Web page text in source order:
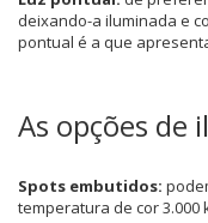
deixando-a iluminada e
pontual é a que
As opções de
Spots embutidos:
temperatura de cor 3.000